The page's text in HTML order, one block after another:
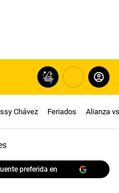
Chávez Feriados Alianza
preferida en